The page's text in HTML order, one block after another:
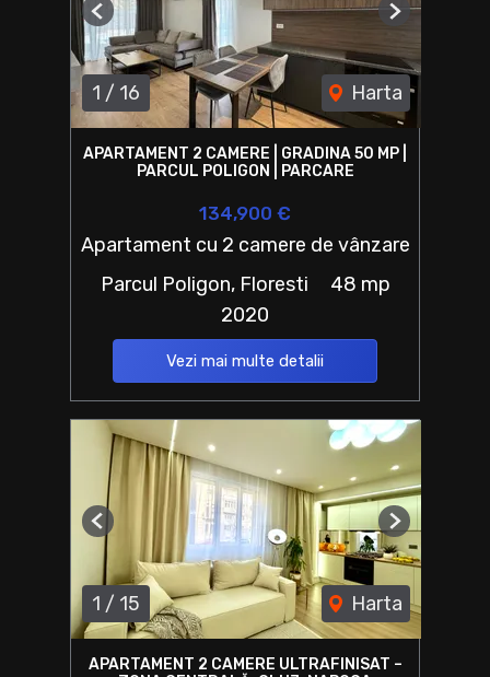
1 / 16 Harta
Previous Next
APARTAMENT 2 CAMERE | GRADINA 50 MP |
PARCUL POLIGON | PARCARE
134,900 €
Apartament cu 2 camere de vânzare
Parcul Poligon, Floresti
48 mp
2020
Vezi mai multe detalii
1 / 15 Harta
Previous Next
APARTAMENT 2 CAMERE ULTRAFINISAT –